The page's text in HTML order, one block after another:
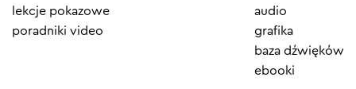
lekcje pokazowe
poradniki video
audio
grafika
baza dźwięków
ebooki